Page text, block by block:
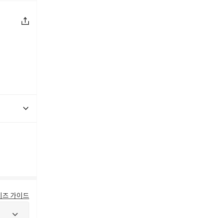
즈 가이드